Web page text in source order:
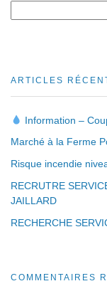
ARTICLES
Information –
Marché à la Ferme
Risque incendie
RECRUTRE
JAILLARD
RECHERCHE
COMMENTAIRES